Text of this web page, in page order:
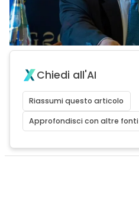
Chiedi all'AI
Riassumi questo articolo
Approfondisci con altre fonti